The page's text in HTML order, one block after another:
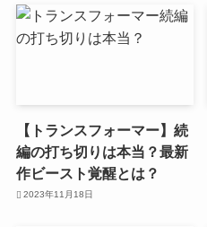
【トランスフォーマー】続
編の打ち切りは本当？最新
作ビースト覚醒とは？
2023年11月18日